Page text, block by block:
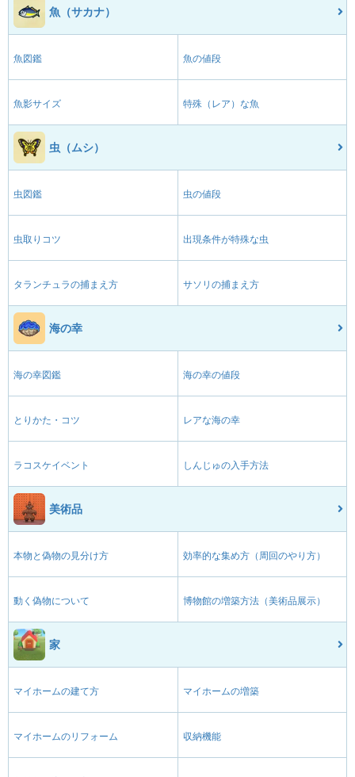
魚（サカナ）
魚図鑑 魚の値段
魚影サイズ 特殊（レア）な魚
虫（ムシ）
虫図鑑 虫の値段
虫取りコツ 出現条件が特殊な虫
タランチュラの捕まえ方 サソリの捕まえ方
海の幸
海の幸図鑑 海の幸の値段
とりかた・コツ レアな海の幸
ラコスケイベント しんじゅの入手方法
美術品
本物と偽物の見分け方 効率的な集め方（周回のやり方）
動く偽物について 博物館の増築方法（美術品展示）
家
マイホームの建て方 マイホームの増築
マイホームのリフォーム 収納機能